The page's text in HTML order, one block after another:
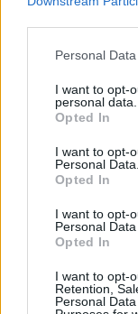
Please note that
not limited to your
grant or deny
use your data for
consent section.
Personal
I want to opt-
personal data.
Opted In
I want to opt-
Personal Data.
Opted In
I want to opt-
Personal
Opted In
I want to opt-
Retention,
Personal
Tiltott
rágcsálókat a
Hivatal hazai
Öko-
2013. november 18.
Hogyan